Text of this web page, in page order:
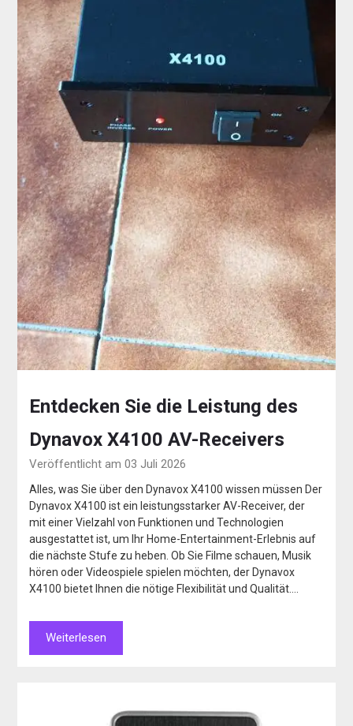
Entdecken Sie die Leistung des
Dynavox X4100 AV-Receivers
Veröffentlicht am 03 Juli 2026
Alles, was Sie über den Dynavox X4100 wissen müssen Der
Dynavox X4100 ist ein leistungsstarker AV-Receiver, der
mit einer Vielzahl von Funktionen und Technologien
ausgestattet ist, um Ihr Home-Entertainment-Erlebnis auf
die nächste Stufe zu heben. Ob Sie Filme schauen, Musik
hören oder Videospiele spielen möchten, der Dynavox
X4100 bietet Ihnen die nötige Flexibilität und Qualität….
Weiterlesen